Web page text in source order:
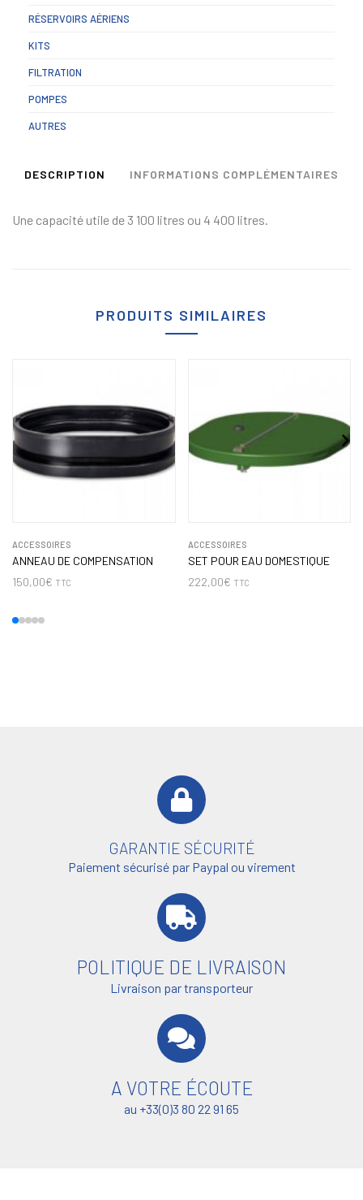
RÉSERVOIRS AÉRIENS
KITS
FILTRATION
POMPES
AUTRES
DESCRIPTION INFORMATIONS COMPLÉMENTAIRES
Une capacité utile de 3 100 litres ou 4 400 litres.
PRODUITS SIMILAIRES
ACCESSOIRES
ANNEAU DE COMPENSATION
150,00€ TTC
ACCESSOIRES
SET POUR EAU DOMESTIQUE
222,00€ TTC
GARANTIE SÉCURITÉ
Paiement sécurisé par Paypal ou virement
POLITIQUE DE LIVRAISON
Livraison par transporteur
A VOTRE ÉCOUTE
au +33(0)3 80 22 91 65